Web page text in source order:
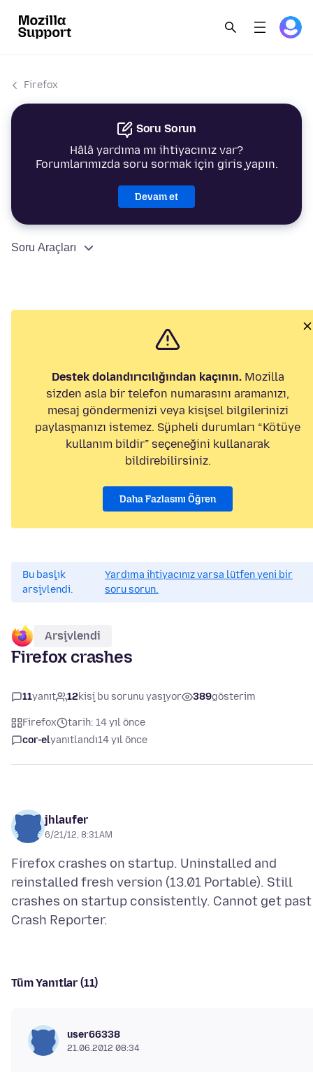
Firefox
Soru Sorun
Hâlâ yardıma mı ihtiyacınız var?
Forumlarımızda soru sormak için giriş yapın.
Devam et
Soru Araçları
Destek dolandırıcılığından kaçının.Mozilla
sizden asla bir telefon numarasını aramanızı,
mesaj göndermenizi veya kişisel bilgilerinizi
paylaşmanızı istemez. Şüpheli durumları “Kötüye
kullanım bildir” seçeneğini kullanarak
bildirebilirsiniz.
Daha Fazlasını Öğren
Bu başlık
arşivlendi.
Yardıma ihtiyacınız varsa lütfen yeni bir
soru sorun.
Arşivlendi
Firefox crashes
11yanıt 12kişi bu sorunu yaşıyor 389gösterim
Firefox
tarih: 14 yıl önce
cor-elyanıtlandı14 yıl önce
jhlaufer
6/21/12, 8:31 AM
Firefox crashes on startup. Uninstalled and
reinstalled fresh version (13.01 Portable). Still
crashes on startup consistently. Cannot get past
Tüm Yanıtlar (11)
user66338
21.06.2012 08:34